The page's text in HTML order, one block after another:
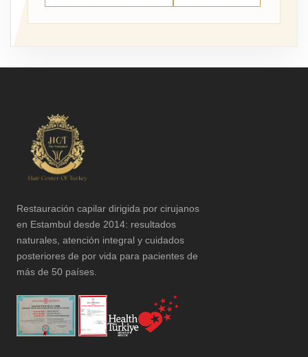
Restauración capilar dirigida por cirujanos
en Estambul desde 2014: resultados
naturales, atención integral y cuidados
posteriores de por vida para pacientes de
más de 50 países.